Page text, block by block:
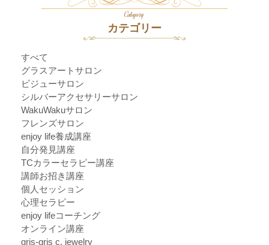
Category
カテゴリー
すべて
グラスアートサロン
ビジューサロン
シルバーアクセサリーサロン
WakuWakuサロン
フレンズサロン
enjoy life養成講座
自分発見講座
TCカラーセラピー講座
講師お招き講座
個人セッション
心理セラピー
enjoy lifeコーチング
オンライン講座
gris-gris c. jewelry